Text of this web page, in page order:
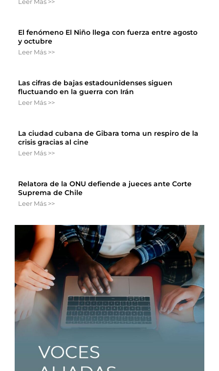
El fenómeno El Niño llega con fuerza entre agosto
y octubre
Leer Más >>
Las cifras de bajas estadounidenses siguen
fluctuando en la guerra con Irán
Leer Más >>
La ciudad cubana de Gibara toma un respiro de la
crisis gracias al cine
Leer Más >>
Relatora de la ONU defiende a jueces ante Corte
Suprema de Chile
Leer Más >>